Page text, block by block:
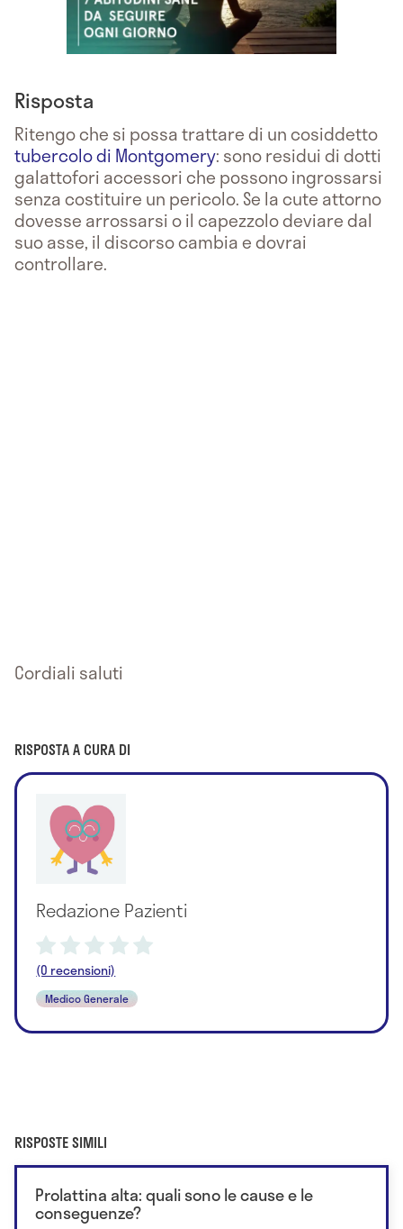
Risposta
Ritengo che si possa trattare di un cosiddetto
tubercolo di Montgomery: sono residui di dotti
galattofori accessori che possono ingrossarsi
senza costituire un pericolo. Se la cute attorno
dovesse arrossarsi o il capezzolo deviare dal
suo asse, il discorso cambia e dovrai
controllare.
Cordiali saluti
RISPOSTA A CURA DI
Redazione Pazienti
(0 recensioni)
Medico Generale
RISPOSTE SIMILI
Prolattina alta: quali sono le cause e le
conseguenze?